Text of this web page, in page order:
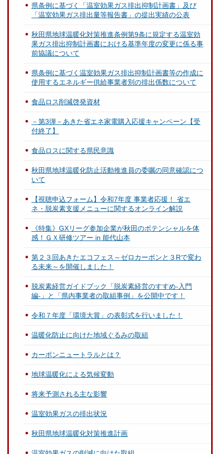
県条例に基づく「温室効果ガス排出抑制計画書」及び
「温室効果ガス排出量等報告書」の提出実績の公表
秋田県地球温暖化対策推進条例第9条に規定する温室効
果ガス排出抑制計画書における基準年度の変更に係る事
前協議について
県条例に基づく温室効果ガス排出抑制計画書等の作成に
使用するエネルギー供給事業者別の排出係数について
食品ロス削減啓発資材
－第3弾－あきた省エネ家電購入応援キャンペーン【受
付終了】
食品ロスに関する県民意識
秋田県地球温暖化防止活動推進員の委嘱の同意確認につ
いて
【視聴申込フォーム】令和7年度 事業者応援！ 省エ
ネ・脱炭素支援メニューに関するオンライン解説
《特集》GXリーグ参加企業が秋田のポテンシャルを体
感！ＧＸ研修ツアー in 能代山本
第２３回あきたエコフェス～ゼロカーボンと３Rで変わ
る未来～を開催しました！
脱炭素経営ガイドブック「脱炭素経営のすすめ-入門
編-」と「県内事業者の取組事例」を公開中です！
令和７年度「環境大賞」の表彰式を行いました！
温暖化防止に向けた地域ぐるみの取組
カーボンニュートラルとは？
地球温暖化による気候変動
将来予測される主な影響
温室効果ガスの排出状況
秋田県地球温暖化対策推進計画